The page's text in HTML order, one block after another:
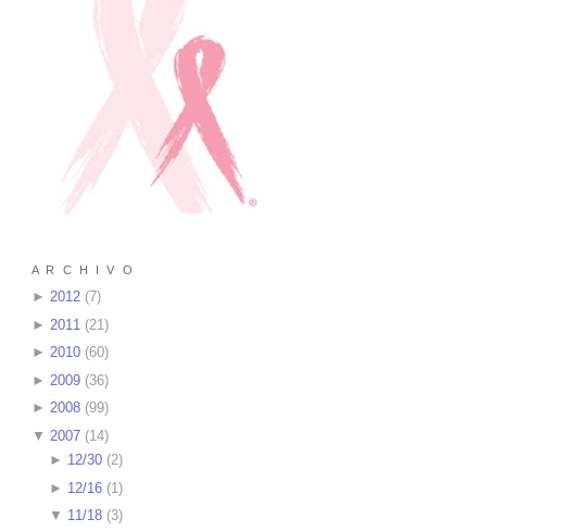
A R C H I V O
► 2012 (7)
► 2011 (21 )
► 2010 (60)
► 2009 (36)
► 2008 (99)
▼ 2007 (14)
► 12/30(2)
► 12/16(1)
▼ 11/18(3)